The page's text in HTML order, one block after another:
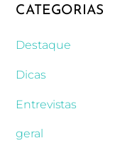
CATEGORIAS
Destaque
Dicas
Entrevistas
geral